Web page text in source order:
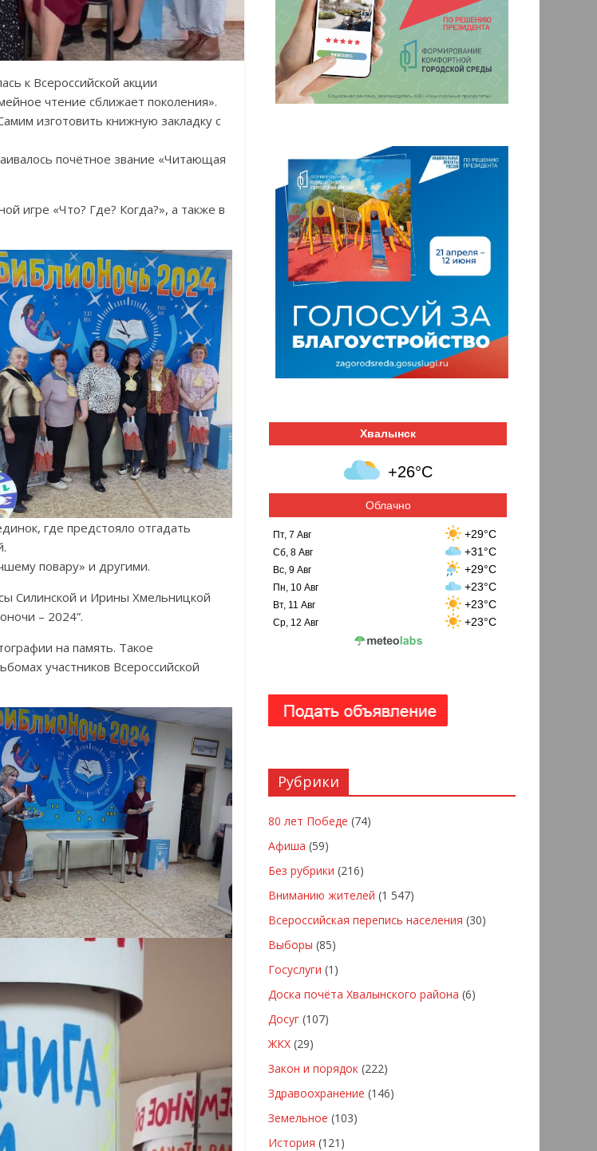
к Всероссийской акции
чтение сближает поколения».
изготовить книжную закладку с
почётное звание «Читающая
игре «Что? Где? Когда?», а также в
где предстояло отгадать
повару» и другими.
Силинской и Ирины Хмельницкой
– 2024”.
на память. Такое
участников Всероссийской
Хвалынск
+26°C
Облачно
Пт, 7 Авг +29°C
Сб, 8 Авг +31°C
Вс, 9 Авг +29°C
Пн, 10 Авг +23°C
Вт, 11 Авг +23°C
Ср, 12 Авг +23°C
Рубрики
80 лет Победе (74)
Афиша (59)
Без рубрики (216)
Вниманию жителей (1 547)
Всероссийская перепись населения (30)
Выборы (85)
Госуслуги (1)
Доска почёта Хвалынского района (6)
Досуг (107)
ЖКХ (29)
Закон и порядок (222)
Здравоохранение (146)
Земельное (103)
История (121)